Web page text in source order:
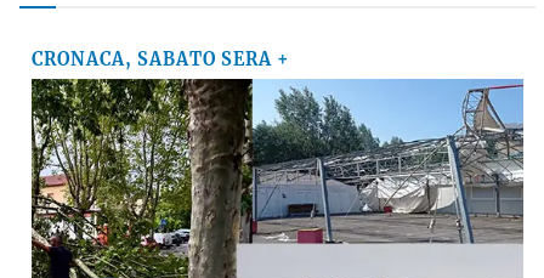
CRONACA, SABATO SERA +